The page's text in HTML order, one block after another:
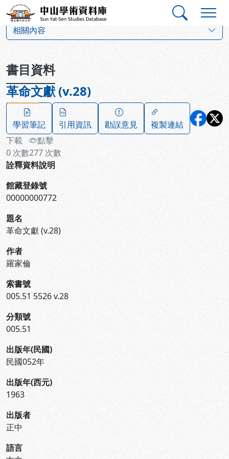
跳到主要內容
中山學術資料庫
相關內容
書目資料
革命文獻 (v.28)
學習筆記 引用資訊 勘誤意見
複製連結
下載
0 次數
點擊
277 次數
詮釋資料說明
館藏登錄號
00000000772
題名
革命文獻 (v.28)
作者
羅家倫
索書號
005.51 5526 v.28
分類號
005.51
出版年(民國)
民國052年
出版年(西元)
1963
出版者
正中
語言